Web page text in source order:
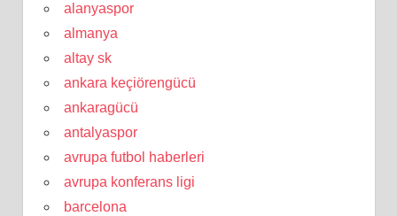
alanyaspor
almanya
altay sk
ankara keçiörengücü
ankaragücü
antalyaspor
avrupa futbol haberleri
avrupa konferans ligi
barcelona